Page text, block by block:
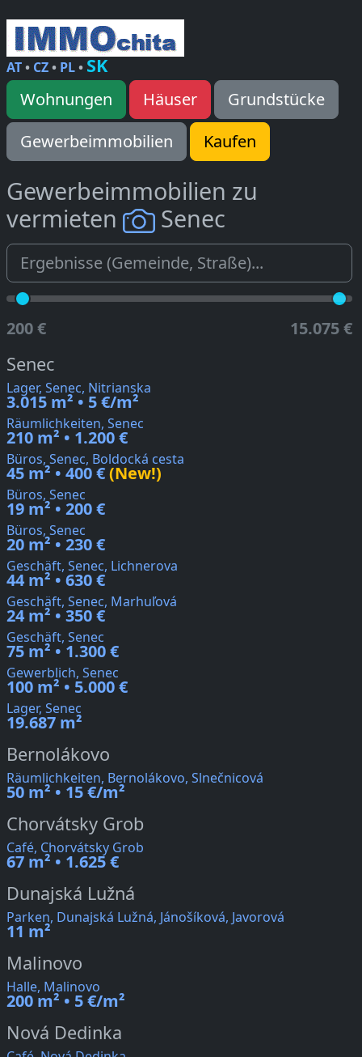
AT• CZ• PL• SK
Wohnungen Häuser
Grundstücke
Gewerbeimmobilien
Kaufen
Gewerbeimmobilien zu
vermieten
Senec
200 € 15.075 €
Senec
Lager, Senec, Nitrianska
3.015 m² • 5 €/m²
Räumlichkeiten, Senec
210 m² • 1.200 €
Büros, Senec, Boldocká cesta
45 m² • 400 €(New!)
Büros, Senec
19 m² • 200 €
Büros, Senec
20 m² • 230 €
Geschäft, Senec, Lichnerova
44 m² • 630 €
Geschäft, Senec, Marhuľová
24 m² • 350 €
Geschäft, Senec
75 m² • 1.300 €
Gewerblich, Senec
100 m² • 5.000 €
Lager, Senec
19.687 m²
Bernolákovo
Räumlichkeiten, Bernolákovo, Slnečnicová
50 m² • 15 €/m²
Chorvátsky Grob
Café, Chorvátsky Grob
67 m² • 1.625 €
Dunajská Lužná
Parken, Dunajská Lužná, Jánošíková, Javorová
11 m²
Malinovo
Halle, Malinovo
200 m² • 5 €/m²
Nová Dedinka